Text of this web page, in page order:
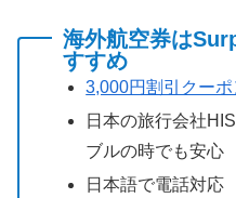
海外航空券は
すすめ
3,000円割引クーポ
日本の旅行会社
ブルの時でも安心
日本語で電話対応